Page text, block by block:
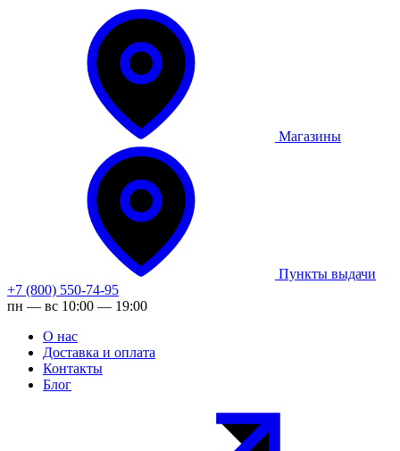
Магазины
Пункты выдачи
+7 (800) 550-74-95
пн — вс 10:00 — 19:00
О нас
Доставка и оплата
Контакты
Блог